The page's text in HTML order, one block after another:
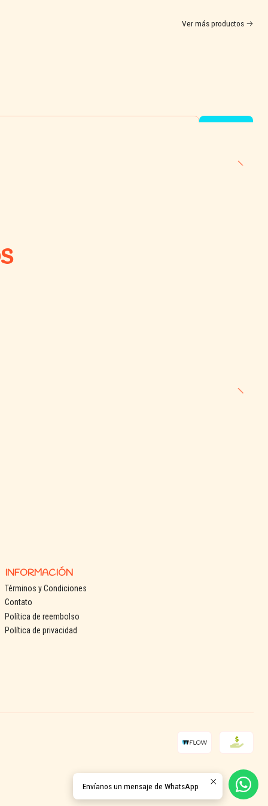
Ver más productos
INFORMACIÓN
Términos y Condiciones
Contato
Política de reembolso
Política de privacidad
Envíanos un mensaje de WhatsApp